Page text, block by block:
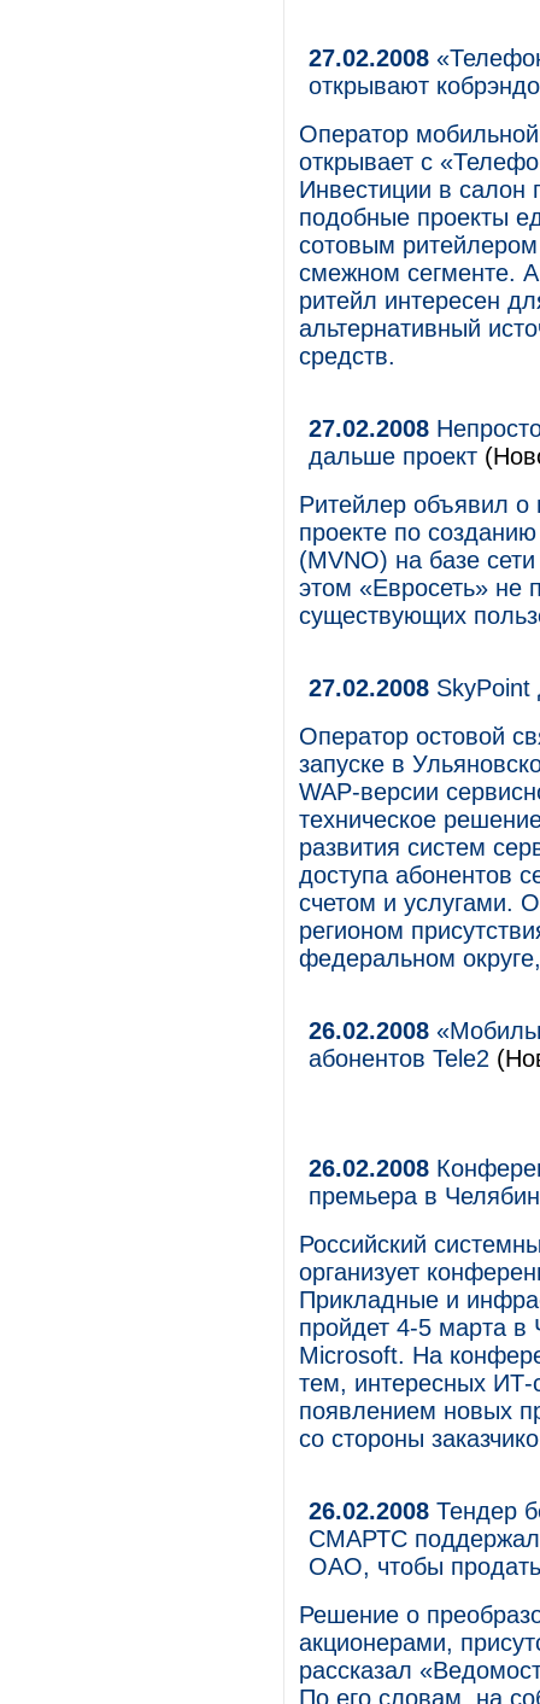
27.02.2008
открывают
Оператор
открывает с
Инвестиции в
подобные проекты
сотовым
смежном сегменте.
ритейл интересен
альтернативный
средств.
27.02.2008
дальше проект
Ритейлер объявил о
проекте по
(MVNO) на базе
этом «Евросеть» не
существующих
27.02.2008 SkyPoint
Оператор остовой
запуске в
WAP-версии
техническое
развития систем
доступа абонентов
счетом и услугами.
регионом
федеральном
26.02.2008
абонентов Tele2
26.02.2008
премьера в
Российский
организует
Прикладные и
пройдет 4-5 марта в
Microsoft. На
тем, интересных ИТ-
появлением новых
со стороны
26.02.2008 Тендер
СМАРТС
ОАО, чтобы
Решение о
акционерами,
рассказал
По его словам, на